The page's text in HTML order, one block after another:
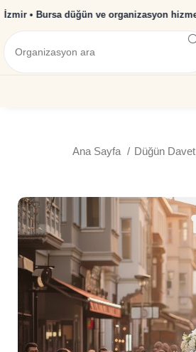
• Bursa düğün ve organizasyon hizmeti.
Ana Sayfa Düğün